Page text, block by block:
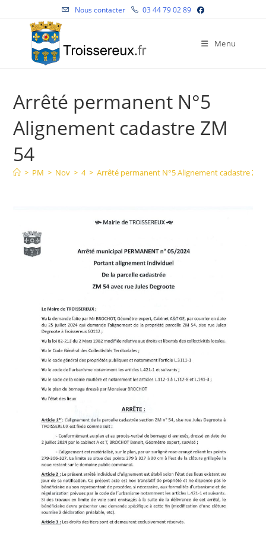
Nous contacter 03 44 79 02 89
Menu
Arrêté permanent N°5
Alignement cadastre ZM
54
> PM > Nov > 4 > Arrêté permanent N°5 Alignement cadastre ZM